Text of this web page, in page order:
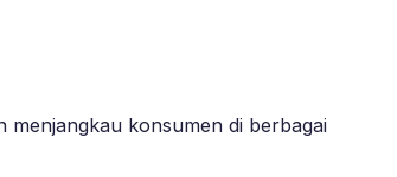
menjangkau konsumen di berbagai